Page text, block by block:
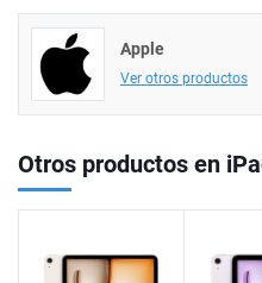
Apple
Ver otros productos
Otros productos en